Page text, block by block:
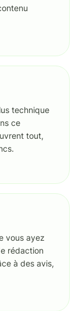
technique
ce
tout,
vous ayez
rédaction
à des avis,